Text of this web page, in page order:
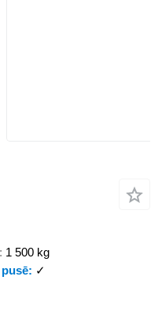
1 500 kg
✓